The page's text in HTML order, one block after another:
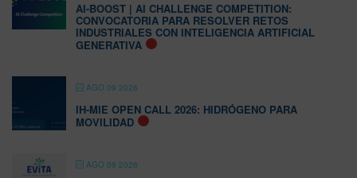
AI-BOOST | AI CHALLENGE COMPETITION:
CONVOCATORIA PARA RESOLVER RETOS
INDUSTRIALES CON INTELIGENCIA ARTIFICIAL
GENERATIVA
AGO 09 2026
IH-MIE OPEN CALL 2026: HIDRÓGENO PARA
MOVILIDAD
AGO 09 2026